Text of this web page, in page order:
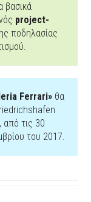
βασικά
project-
ποδηλασίας
Ferrari» θα
, από τις 30
του 2017.